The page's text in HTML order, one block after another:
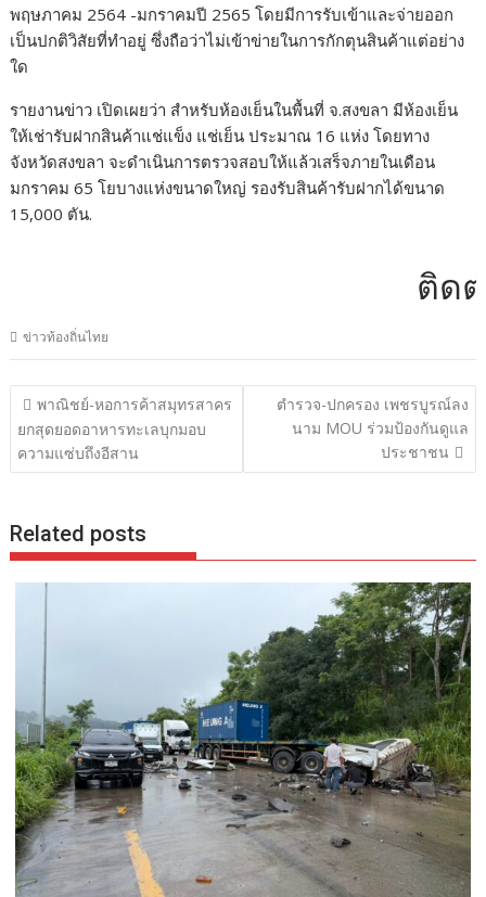
พฤษภาคม 2564 -มกราคมปี 2565 โดยมีการรับเข้าและจ่ายออก
เป็นปกติวิสัยที่ทำอยู่ ซึ่งถือว่าไม่เข้าข่ายในการกักตุนสินค้าแต่อย่าง
ใด
รายงานข่าว เปิดเผยว่า สำหรับห้องเย็นในพื้นที่ จ.สงขลา มีห้องเย็น
ให้เช่ารับฝากสินค้าแช่แข็ง แช่เย็น ประมาณ 16 แห่ง โดยทาง
จังหวัดสงขลา จะดำเนินการตรวจสอบให้แล้วเสร็จภายในเดือน
มกราคม 65 โยบางแห่งขนาดใหญ่ รองรับสินค้ารับฝากได้ขนาด
15,000 ตัน.
ติดต่อโ
ข่าวท้องถิ่นไทย
แนะแนว
เรื่อง
พาณิชย์-หอการค้าสมุทรสาคร
ยกสุดยอดอาหารทะเลบุกมอบ
ความแซ่บถึงอีสาน
ตำรวจ-ปกครอง เพชรบูรณ์ลง
นาม MOU ร่วมป้องกันดูแล
ประชาชน
Related posts